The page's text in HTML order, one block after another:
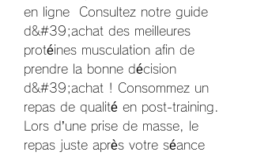
en ligne  Consultez notre guide
d&#39;achat des meilleures
protéines musculation afin de
prendre la bonne décision
d&#39;achat ! Consommez un
repas de qualité en post-training.
Lors d’une prise de masse, le
repas juste après votre séance